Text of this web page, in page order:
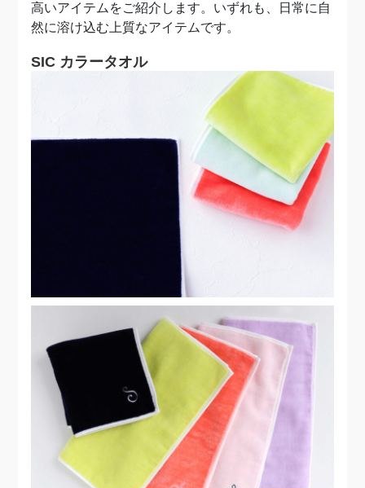
高いアイテムをご紹介します。いずれも、
日常に自
然に溶け込む上質なアイテムです。
SIC カラータオル